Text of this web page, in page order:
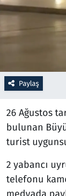
Paylaş
26 Ağustos
bulunan
turist
2 yabancı
telefonu
medyada
Seçim 2023
Teknoloji
Televizyon